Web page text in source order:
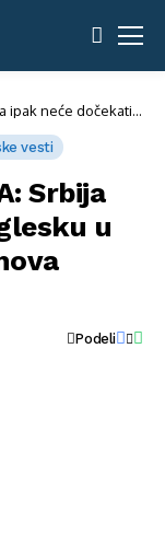
ipak neće dočekati
vesti
Srbija
u
Podeli